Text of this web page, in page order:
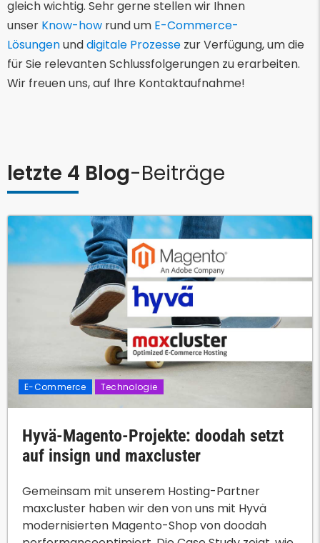
gleich wichtig. Sehr gerne stellen wir Ihnen
unser Know-how rund um E-Commerce-
Lösungenunddigitale Prozesse zur Verfügung, um die
für Sie relevanten Schlussfolgerungen zu erarbeiten.
Wir freuen uns, auf Ihre Kontaktaufnahme!
letzte 4 Blog-Beiträge
E-Commerce Technologie
Hyvä-Magento-Projekte: doodah setzt
auf insign und maxcluster
Gemeinsam mit unserem Hosting-Partner
maxcluster haben wir den von uns mit Hyvä
modernisierten Magento-Shop von doodah